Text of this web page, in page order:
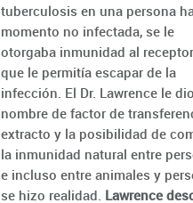
tuberculosis en una persona
momento no infectada, se le
otorgaba inmunidad al
que le permitía escapar de la
infección. El Dr. Lawrence le
nombre de factor de
extracto y la posibilidad de
la inmunidad natural entre
e incluso entre animales y
se hizo realidad. Lawrence